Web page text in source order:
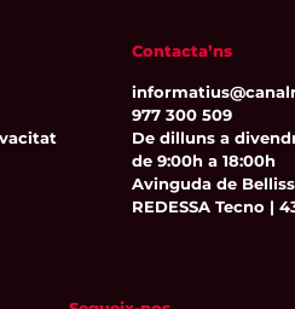
Contacta’ns
977 300 509
De dilluns a
de 9:00h a 18:00h
Avinguda de
REDESSA Tecno |